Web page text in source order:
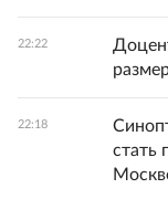
22:22
22:18
стать